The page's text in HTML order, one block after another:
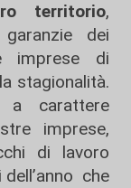
territorio,
dei
imprese di
stagionalità.
a carattere
imprese,
di lavoro
che